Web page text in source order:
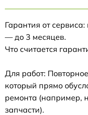
Гарантия от
— до 3 месяцев.
Что считается
Для работ:
который прямо
ремонта (например,
запчасти).